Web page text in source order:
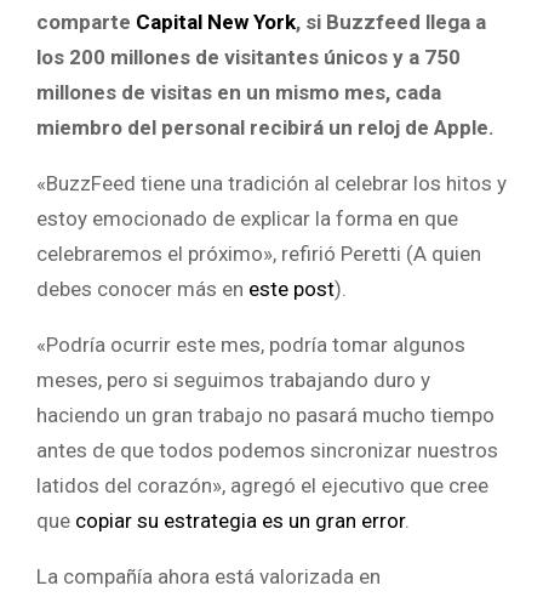
comparte Capital New York, si Buzzfeed llega a
los 200 millones de visitantes únicos y a 750
millones de visitas en un mismo mes, cada
miembro del personal recibirá un reloj de Apple.
«BuzzFeed tiene una tradición al celebrar los hitos y
estoy emocionado de explicar la forma en que
celebraremos el próximo», refirió Peretti (A quien
debes conocer más en este post).
«Podría ocurrir este mes, podría tomar algunos
meses, pero si seguimos trabajando duro y
haciendo un gran trabajo no pasará mucho tiempo
antes de que todos podemos sincronizar nuestros
latidos del corazón», agregó el ejecutivo que cree
que copiar su estrategia es un gran error.
La compañía ahora está valorizada en